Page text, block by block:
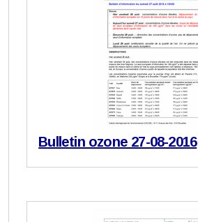
Bulletin ozone 27-08-2016